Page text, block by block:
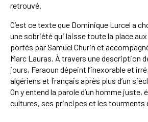
retrouvé.
C’est ce texte que Dominique Lurcel a
une sobriété qui laisse toute la place
portés par Samuel Churin et
Marc Lauras. À travers une description
jours, Feraoun dépeint l’inexorable et
algériens et français après plus d’un
On y entend la parole d’un homme juste,
cultures, ses principes et les tourments